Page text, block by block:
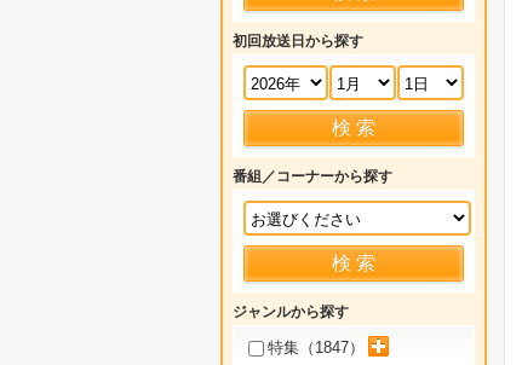
初回放送日から探す
番組／コーナーから探す
ジャンルから探す
特集（ 1847）